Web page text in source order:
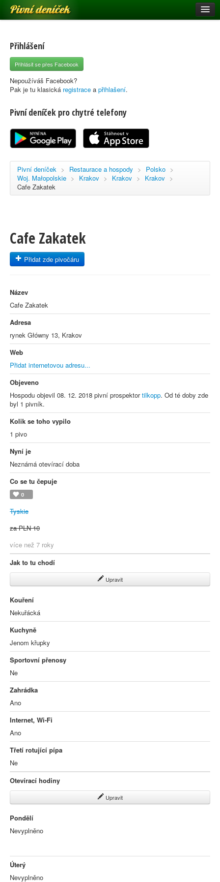
Pivní deníček
Pivní mapa
Pivní značky
Nápověda
Registrace
Přihlášení
Přihlásit se přes Facebook
Nepoužíváš Facebook?
Pak je tu klasická registrace a přihlašení.
Pivní deníček pro chytré telefony
Pivní deníček > Restaurace a hospody > Polsko >
Woj. Małopolskie > Krakov > Krakov > Krakov >
Cafe Zakatek
Cafe Zakatek
Přidat zde pivočáru
Název
Cafe Zakatek
Adresa
rynek Główny 13, Krakov
Web
Přidat internetovou adresu...
Objeveno
Hospodu objevil 08. 12. 2018 pivní prospektortilkopp. Od té doby zde
byl 1 pivník.
Kolik se toho vypilo
1 pivo
Nyní je
Neznámá otevírací doba
Co se tu čepuje
0
Tyskie
za PLN 10
více než 7 roky
Jak to tu chodí
Upravit
Kouření
Nekuřácká
Kuchyně
Jenom křupky
Sportovní přenosy
Ne
Zahrádka
Ano
Internet, Wi-Fi
Ano
Třetí rotující pípa
Ne
Otevírací hodiny
Upravit
Pondělí
Nevyplněno
Úterý
Nevyplněno